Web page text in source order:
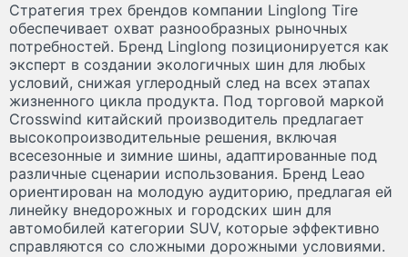
Стратегия трех брендов компании Linglong Tire
обеспечивает охват разнообразных рыночных
потребностей. Бренд Linglong позиционируется как
эксперт в создании экологичных шин для любых
условий, снижая углеродный след на всех этапах
жизненного цикла продукта. Под торговой маркой
Crosswind китайский производитель предлагает
высокопроизводительные решения, включая
всесезонные и зимние шины, адаптированные под
различные сценарии использования. Бренд Leao
ориентирован на молодую аудиторию, предлагая ей
линейку внедорожных и городских шин для
автомобилей категории SUV, которые эффективно
справляются со сложными дорожными условиями.